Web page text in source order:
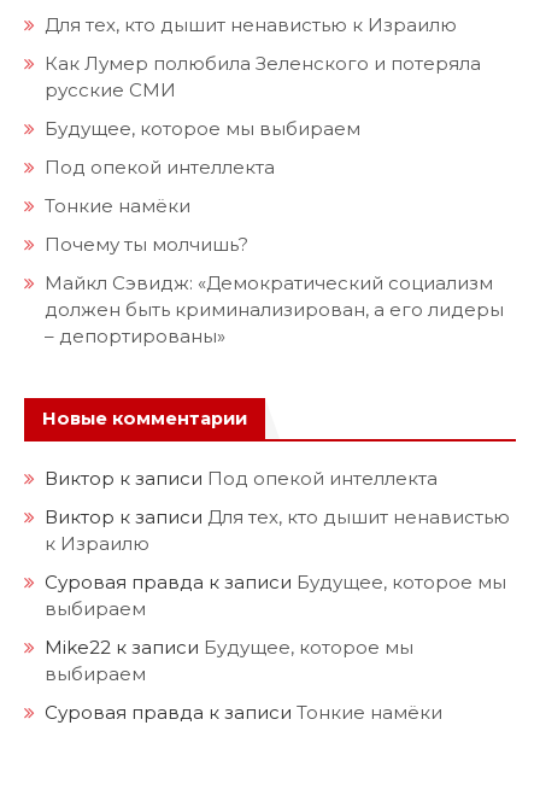
Для тех, кто дышит ненавистью к Израилю
Как Лумер полюбила Зеленского и потеряла
русские СМИ
Будущее, которое мы выбираем
Под опекой интеллекта
Тонкие намёки
Почему ты молчишь?
Майкл Сэвидж: «Демократический социализм
должен быть криминализирован, а его лидеры
– депортированы»
Новые комментарии
Виктор к записи Под опекой интеллекта
Виктор к записи Для тех, кто дышит ненавистью
к Израилю
Суровая правда к записи Будущее, которое мы
выбираем
Mike22 к записи Будущее, которое мы
выбираем
Суровая правда к записи Тонкие намёки